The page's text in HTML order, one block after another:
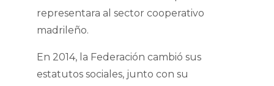
representara al sector cooperativo
madrileño.
En 2014, la Federación cambió sus
estatutos sociales, junto con su